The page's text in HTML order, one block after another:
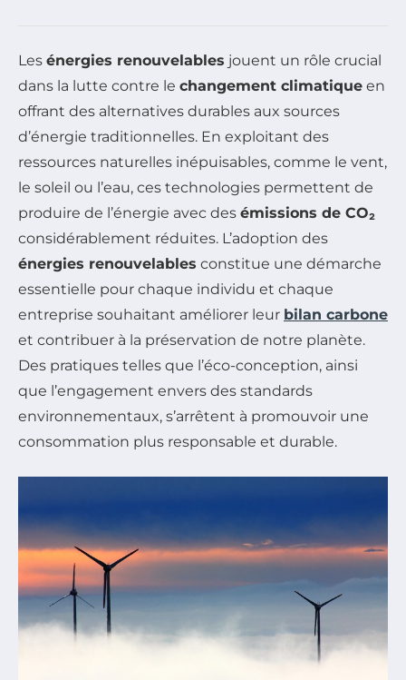
Les énergies renouvelables jouent un rôle crucial
dans la lutte contre le changement climatique en
offrant des alternatives durables aux sources
d’énergie traditionnelles. En exploitant des
ressources naturelles inépuisables, comme le vent,
le soleil ou l’eau, ces technologies permettent de
produire de l’énergie avec des émissions de CO₂
considérablement réduites. L’adoption des
énergies renouvelables constitue une démarche
essentielle pour chaque individu et chaque
entreprise souhaitant améliorer leur bilan carbone
et contribuer à la préservation de notre planète.
Des pratiques telles que l’éco-conception, ainsi
que l’engagement envers des standards
environnementaux, s’arrêtent à promouvoir une
consommation plus responsable et durable.